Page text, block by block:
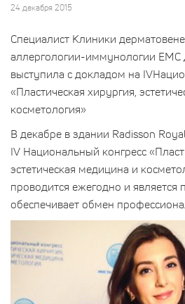
24 декабря 2015
Специалист Клиники
аллергологии-иммунологии
выступила с докладом на
«Пластическая хирургия,
косметология»
В декабре в здании Radisson
IV Национальный конгресс
эстетическая медицина и
проводится ежегодно и является
обеспечивает обмен